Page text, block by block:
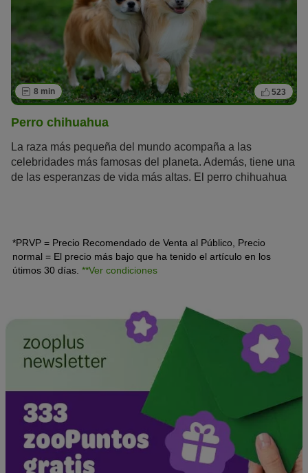
8 min 523
Perro chihuahua
La raza más pequeña del mundo acompaña a las
celebridades más famosas del planeta. Además, tiene una
de las esperanzas de vida más altas. El perro chihuahua
*PRVP = Precio Recomendado de Venta al Público, Precio
normal = El precio más bajo que ha tenido el artículo en los
útimos 30 días. **Ver condiciones